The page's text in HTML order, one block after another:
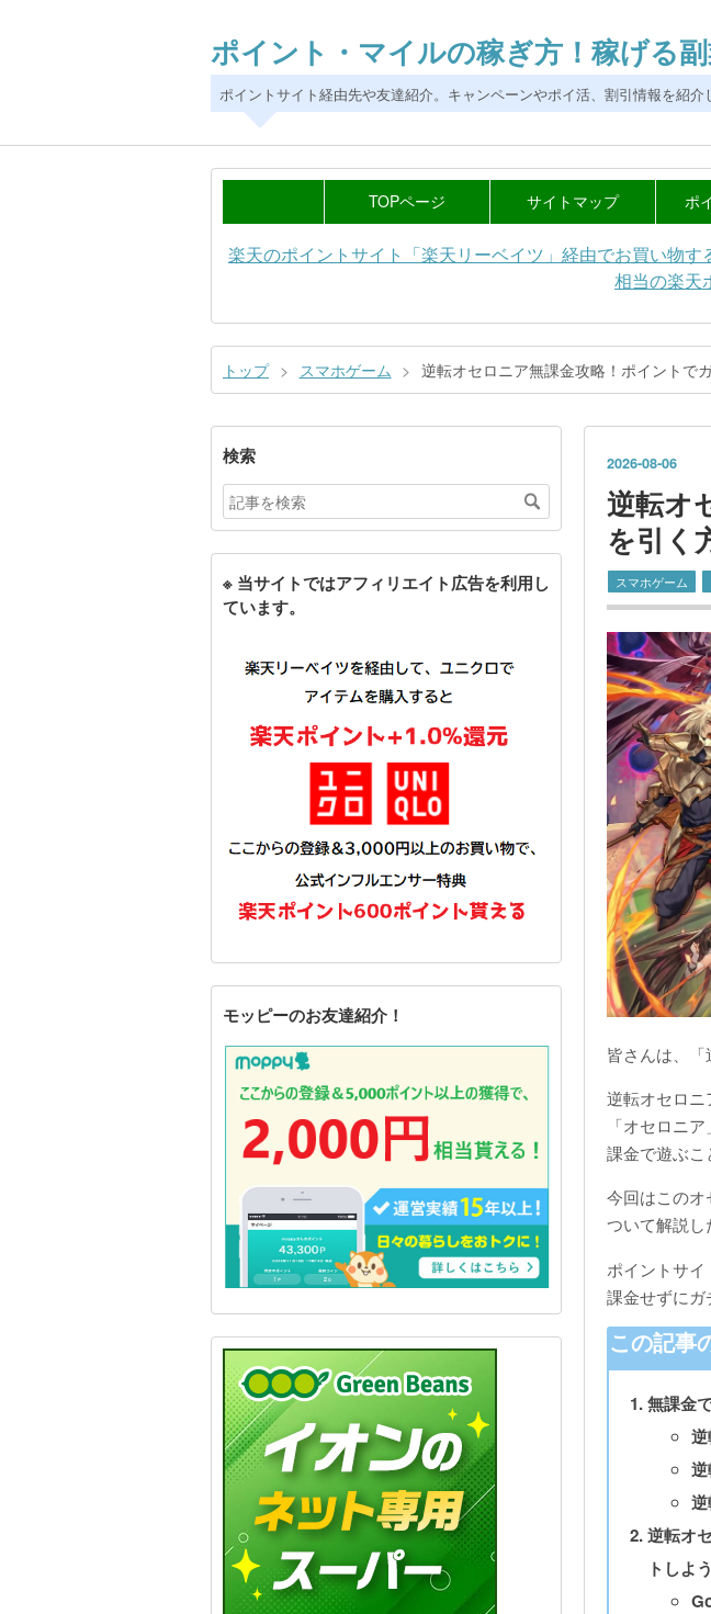
ポイント・マイルの稼ぎ方！稼げる
ポイントサイト経由先や友達紹介。キャンペーンやポイ活、割引情報を紹介
TOPページ サイトマップ
ブログで稼ぐ方法 ST3-
ST4-
副収入を獲得したい ポ
クラ
ポイントサイト登録 ポイ
ポイ
会員制サービス 駅探
その他の稼ぎ方 旅
ゲ
飲
ポ
ポ
ポ楽
楽天のポイントサイト「楽天リーベイツ」経由でお買い物す
相当の楽天
トップ > スマホゲーム > 逆転オセロニア無課金攻略！ポイントで
2026-08-06
逆転オ
を引く
スマホゲーム
皆さんは、「
逆転オセロ
「オセロニ
課金で遊ぶこ
今回はこの
ついて解説し
ポイントサ
課金せずにガ
無課金
逆転オ
トしよ
検索
※ 当サイトではアフィリエイト広告を利用し
ています。
モッピーのお友達紹介！